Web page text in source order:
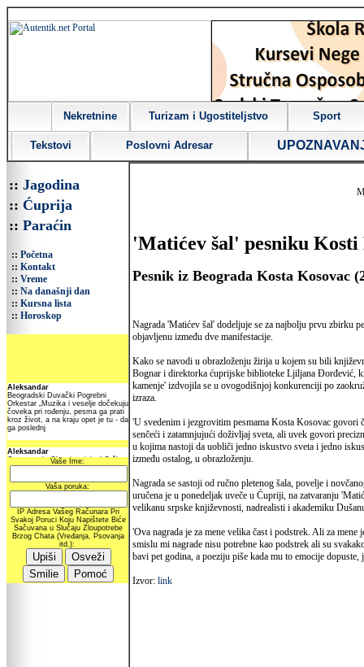
Nekretnine Turizam i Ugostiteljstvo Sport
Tekstovi Poslovni Adresar
:: Jagodina
:: Ćuprija
:: Paraćin
:: Početna
:: Kontakt
:: Vreme
:: Na današnji dan
:: Kursna lista
:: Horoskop
'Matićev šal' pesniku Kosti
Pesnik iz Beograda Kosta Kosovac
Nagrada 'Matićev šal' dodeljuje se za najbolju prvu zbirku
objavljenu između dve manifestacije.
Kako se navodi u obrazloženju žirija u kojem su bili
Bognar i direktorka ćuprijske biblioteke Ljiljana Đorđević,
kamenje' izdvojila se u ovogodišnjoj konkurenciji po
izraza.
'U svedenim i jezgrovitim pesmama Kosta Kosovac govori
senčeći i zatamnjujući doživljaj sveta, ali uvek govori
u kojima nastoji da uobliči jedno iskustvo sveta i jedno
između ostalog, u obrazloženju.
Nagrada se sastoji od ručno pletenog šala, povelje i
uručena je u ponedeljak uveče u Ćupriji, na zatvaranju
velikanu srpske književnosti, nadrealisti i akademiku
'Ova nagrada je za mene velika čast i podstrek. Ali za mene
smislu mi nagrade nisu potrebne kao podstrek ali su
bavi pet godina, a poeziju piše kada mu to emocije
Izvor: link